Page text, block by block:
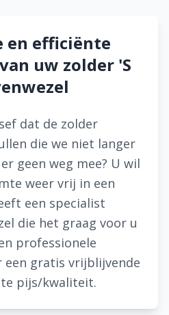
en efficiënte
uw zolder 'S
dat de zolder
die we niet langer
geen weg mee? U wil
weer vrij in een
een specialist
die het graag voor u
professionele
een gratis vrijblijvende
pijs/kwaliteit.